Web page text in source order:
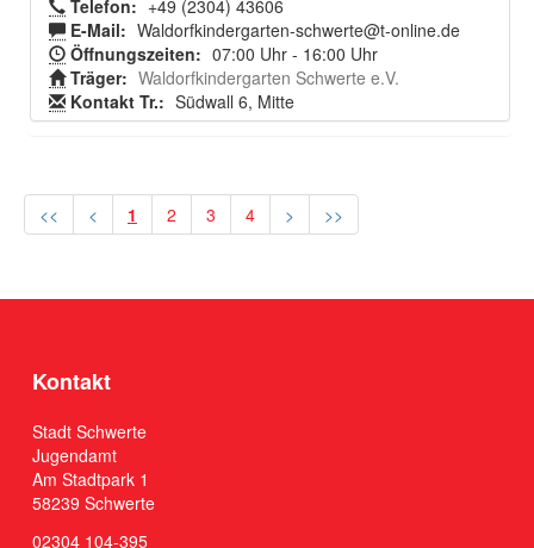
Telefon: +49 (2304) 43606
E-Mail: Waldorfkindergarten-schwerte@t-online.de
Öffnungszeiten: 07:00 Uhr - 16:00 Uhr
Träger: Waldorfkindergarten Schwerte e.V.
Kontakt Tr.: Südwall 6, Mitte
<< < 1 2 3 4 > >>
Kontakt
Stadt Schwerte
Jugendamt
Am Stadtpark 1
58239 Schwerte
02304 104-395